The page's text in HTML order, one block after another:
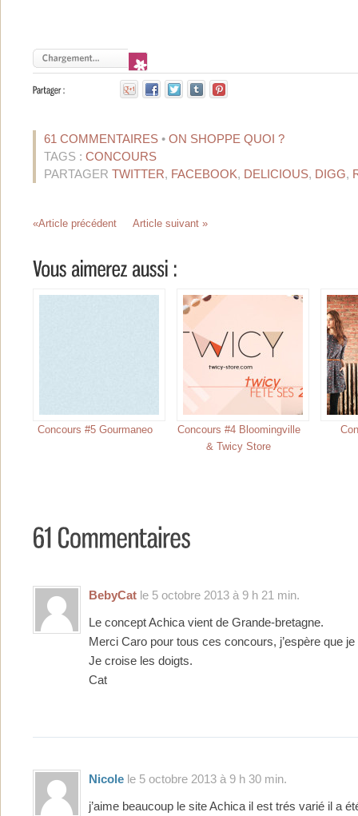
61 COMMENTAIRES • ON SHOPPE QUOI ?
TAGS : CONCOURS
PARTAGER TWITTER, FACEBOOK, DELICIOUS, DIGG,
«Article précédent Article suivant »
Concours #5 Gourmaneo
Concours #4 Bloomingville
& Twicy Store
BebyCat le 5 octobre 2013 à 9 h 21 min.
Le concept Achica vient de Grande-bretagne.
Merci Caro pour tous ces concours, j’espère que
Je croise les doigts.
Cat
Nicole le 5 octobre 2013 à 9 h 30 min.
j’aime beaucoup le site Achica il est trés varié il a